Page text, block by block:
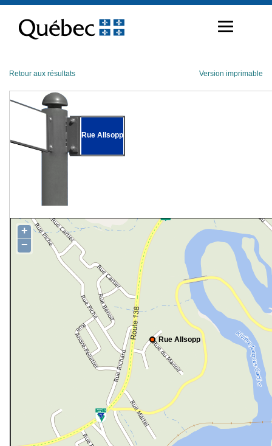
contenu
Retour aux résultats Version imprimable
Rue Allsopp
Rue Allsopp
+
−